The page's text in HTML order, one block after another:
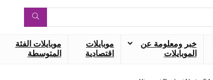
خبر ومعلومة عن
الموبايلات
موبايلات
اقتصادية
موبايلات الفئة
المتوسطة